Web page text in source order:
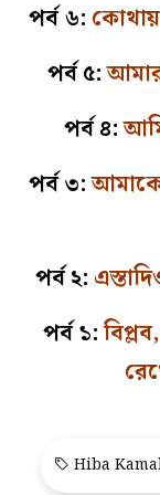
পর্ব ৬:
পর্ব ৫:
পর্ব ৪:
পর্ব ৩:
পর্ব ২:
পর্ব ১:
Hiba